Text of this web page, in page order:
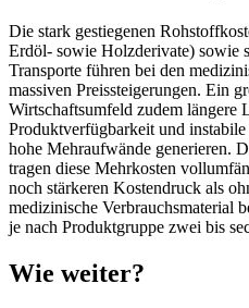
Die stark gestiegenen
Erdöl- sowie Holzderivate) sowie
Transporte führen bei den
massiven Preissteigerungen. Ein
Wirtschaftsumfeld zudem längere
Produktverfügbarkeit und
hohe Mehraufwände generieren.
tragen diese Mehrkosten
noch stärkeren Kostendruck als
medizinische Verbrauchsmaterial
je nach Produktgruppe zwei bis
Wie weiter?